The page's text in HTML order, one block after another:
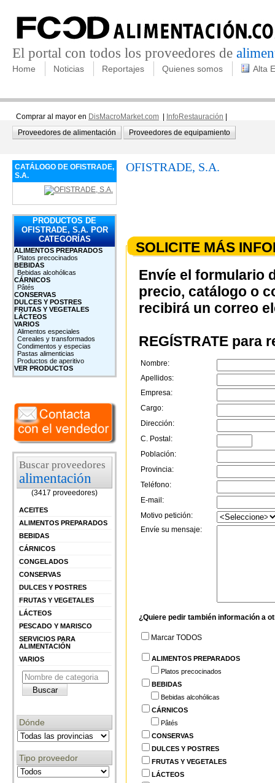
El portal con todos los proveedores de
Home Noticias Reportajes Quienes somos Alta
Comprar al mayor en DisMacroMarket.com InfoRestauración
Proveedores de alimentación
Proveedores de equipamiento
CATÁLOGO DE OFISTRADE,
S.A.
PRODUCTOS DE
OFISTRADE, S.A. POR
CATEGORÍAS
ALIMENTOS PREPARADOS
Platos precocinados
BEBIDAS
Bebidas alcohólicas
CÁRNICOS
Pâtés
CONSERVAS
DULCES Y POSTRES
FRUTAS Y VEGETALES
LÁCTEOS
VARIOS
Alimentos especiales
Cereales y transformados
Condimentos y especias
Pastas alimenticias
Productos de aperitivo
VER PRODUCTOS
Buscar proveedores
alimentación
(3417 proveedores)
ACEITES
ALIMENTOS PREPARADOS
BEBIDAS
CÁRNICOS
CONGELADOS
CONSERVAS
DULCES Y POSTRES
FRUTAS Y VEGETALES
LÁCTEOS
PESCADO Y MARISCO
SERVICIOS PARA
ALIMENTACIÓN
VARIOS
Dónde
Tipo proveedor
OFISTRADE, S.A.
SOLICITE MÁS
Envíe el formulario
precio, catálogo o
recibirá un correo
REGÍSTRATE para
Nombre:
Apellidos:
Empresa:
Cargo:
Dirección:
C. Postal:
Población:
Provincia:
Teléfono:
E-mail:
Motivo petición:
Envíe su mensaje:
¿Quiere pedir también información a
Marcar TODOS
ALIMENTOS PREPARADOS
Platos precocinados
BEBIDAS
Bebidas alcohólicas
CÁRNICOS
Pâtés
CONSERVAS
DULCES Y POSTRES
FRUTAS Y VEGETALES
LÁCTEOS